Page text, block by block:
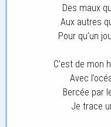
Des maux
Aux autres
Pour qu’un
C’est de mon
Avec
Bercée par
Je trace